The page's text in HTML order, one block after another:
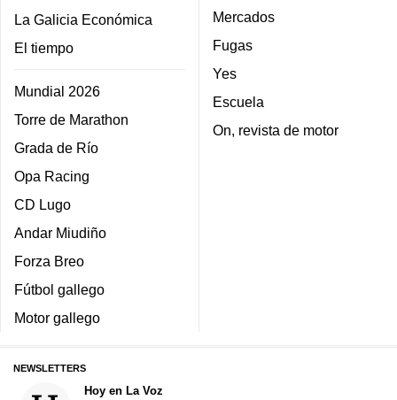
La Galicia Económica
El tiempo
Mundial 2026
Torre de Marathon
Grada de Río
Opa Racing
CD Lugo
Andar Miudiño
Forza Breo
Fútbol gallego
Motor gallego
Mercados
Fugas
Yes
Escuela
On, revista de motor
NEWSLETTERS
Hoy en La Voz